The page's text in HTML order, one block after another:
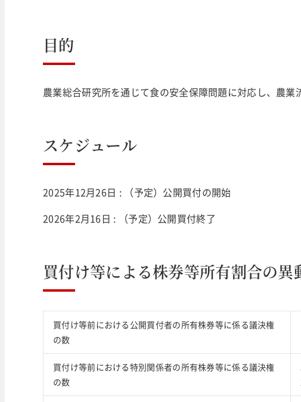
目的
農業総合研究所を通じて食の安全保障問題に対応し、農業
スケジュール
2025年12月26日 : （予定）公開買付の開始
2026年2月16日 : （予定）公開買付終了
買付け等による株券等所有割合の異
買付け等前における公開買付者の所有株券等に係る議決権
の数
買付け等前における特別関係者の所有株券等に係る議決権
の数